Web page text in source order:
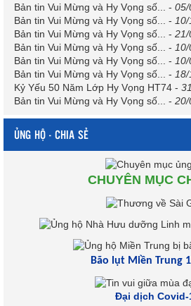
Bản tin Vui Mừng và Hy Vọng số...
- 05/
Bản tin Vui Mừng và Hy Vọng số...
-
Bản tin Vui Mừng và Hy Vọng số...
- 21/
Bản tin Vui Mừng và Hy Vọng số...
-
Bản tin Vui Mừng và Hy Vọng số...
-
Bản tin Vui Mừng và Hy Vọng số...
-
Kỷ Yếu 50 Năm Lớp Hy Vọng HT74 -
Bản tin Vui Mừng và Hy Vọng số...
- 20/
ỦNG HỘ - CHIA SẺ
CHUYÊN MỤC
Bão lụt Miền Trung
Đại dịch Covid-